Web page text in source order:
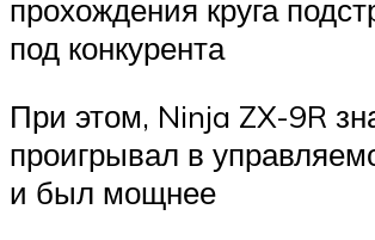
прохождения круга
под конкурента
При этом, Ninja ZX-9R
проигрывал в
и был мощнее